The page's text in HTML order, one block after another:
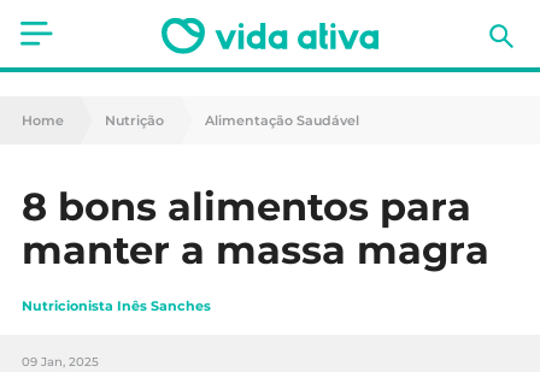
Saúde
Nutrição
Home Nutrição Alimentação Saudável
8 bons alimentos para
manter a massa magra
Nutricionista Inês Sanches
09 Jan, 2025